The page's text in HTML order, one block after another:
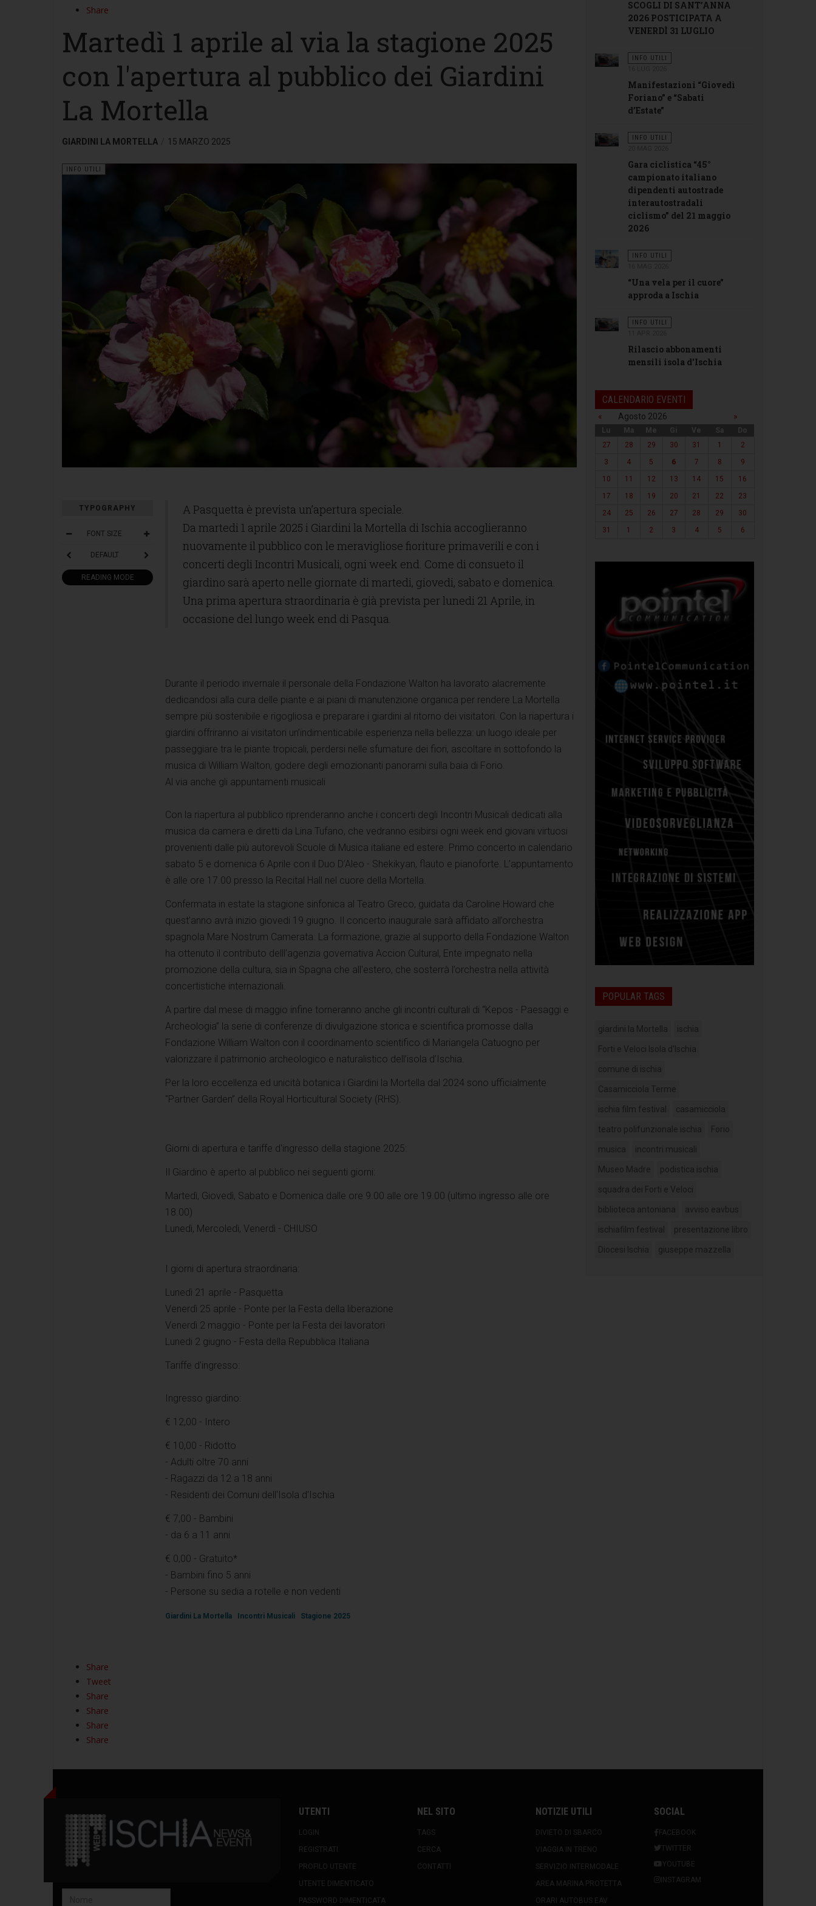
Share
Martedì 1 aprile al via la stagione 2025
con l'apertura al pubblico dei Giardini
La Mortella
GIARDINI LA MORTELLA 15 MARZO 2025
INFO UTILI
TYPOGRAPHY
FONT SIZE
DEFAULT
READING MODE
A Pasquetta è prevista un’apertura speciale.
Da martedi 1 aprile 2025 i Giardini la Mortella di Ischia accoglieranno
nuovamente il pubblico con le meravigliose fioriture primaverili e con i
concerti degli Incontri Musicali, ogni week end. Come di consueto il
giardino sarà aperto nelle giornate di martedi, giovedi, sabato e domenica.
Una prima apertura straordinaria è già prevista per lunedi 21 Aprile, in
occasione del lungo week end di Pasqua.
Durante il periodo invernale il personale della Fondazione Walton ha lavorato alacremente
dedicandosi alla cura delle piante e ai piani di manutenzione organica per rendere La Mortella
sempre più sostenibile e rigogliosa e preparare i giardini al ritorno dei visitatori. Con la riapertura i
giardini offriranno ai visitatori un’indimenticabile esperienza nella bellezza: un luogo ideale per
passeggiare tra le piante tropicali, perdersi nelle sfumature dei fiori, ascoltare in sottofondo la
musica di William Walton, godere degli emozionanti panorami sulla baia di Forio.
Al via anche gli appuntamenti musicali
Con la riapertura al pubblico riprenderanno anche i concerti degli Incontri Musicali dedicati alla
musica da camera e diretti da Lina Tufano, che vedranno esibirsi ogni week end giovani virtuosi
provenienti dalle più autorevoli Scuole di Musica italiane ed estere. Primo concerto in calendario
sabato 5 e domenica 6 Aprile con il Duo D’Aleo - Shekikyan, flauto e pianoforte. L’appuntamento
è alle ore 17.00 presso la Recital Hall nel cuore della Mortella.
Confermata in estate la stagione sinfonica al Teatro Greco, guidata da Caroline Howard che
quest’anno avrà inizio giovedi 19 giugno. Il concerto inaugurale sarà affidato all’orchestra
spagnola Mare Nostrum Camerata. La formazione, grazie al supporto della Fondazione Walton
ha ottenuto il contributo delll'agenzia governativa Accion Cultural, Ente impegnato nella
promozione della cultura, sia in Spagna che all'estero, che sosterrà l’orchestra nella attività
concertistiche internazionali.
A partire dal mese di maggio infine torneranno anche gli incontri culturali di “Kepos - Paesaggi e
Archeologia” la serie di conferenze di divulgazione storica e scientifica promosse dalla
Fondazione William Walton con il coordinamento scientifico di Mariangela Catuogno per
valorizzare il patrimonio archeologico e naturalistico dell’isola d’Ischia.
Per la loro eccellenza ed unicità botanica i Giardini la Mortella dal 2024 sono ufficialmente
"Partner Garden” della Royal Horticultural Society (RHS).
Giorni di apertura e tariffe d'ingresso della stagione 2025:
Il Giardino è aperto al pubblico nei seguenti giorni:
Martedì, Giovedì, Sabato e Domenica dalle ore 9.00 alle ore 19.00 (ultimo ingresso alle ore
18.00)
Lunedì, Mercoledì, Venerdì - CHIUSO
I giorni di apertura straordinaria:
Lunedì 21 aprile - Pasquetta
Venerdì 25 aprile - Ponte per la Festa della liberazione
Venerdì 2 maggio - Ponte per la Festa dei lavoratori
Lunedi 2 giugno - Festa della Repubblica Italiana
Tariffe d'ingresso:
Ingresso giardino:
€ 12,00 - Intero
€ 10,00 - Ridotto
- Adulti oltre 70 anni
- Ragazzi da 12 a 18 anni
- Residenti dei Comuni dell'Isola d'Ischia
€ 7,00 - Bambini
- da 6 a 11 anni
€ 0,00 - Gratuito*
- Bambini fino 5 anni
- Persone su sedia a rotelle e non vedenti
Giardini La Mortella Incontri Musicali Stagione 2025
Share
Tweet
Share
Share
Share
Share
SCOGLI DI SANT’ANNA
2026 POSTICIPATA A
VENERDÌ 31 LUGLIO
INFO UTILI
Manifestazioni “Giovedì
Foriano” e “Sabati
d’Estate”
INFO UTILI
Gara ciclistica “45°
campionato italiano
dipendenti autostrade
interautostradali
ciclismo” del 21 maggio
2026
INFO UTILI
“Una vela per il cuore”
approda a Ischia
INFO UTILI
Rilascio abbonamenti
mensili isola d'Ischia
CALENDARIO EVENTI
« Agosto 2026 »
Lu Ma Me Gi Ve Sa
Do
27
28 29 30 31 1
2
3
4 5 6 7 8
9
10
11 12 13 14 15
16
17
18 19 20 21 22
23
24
25 26 27 28 29
30
31
1 2 3 4 5 6
POPULAR TAGS
giardini la Mortella ischia
Forti e Veloci Isola d'Ischia
comune di ischia
Casamicciola Terme
ischia film festival casamicciola
teatro polifunzionale ischia Forio
musica incontri musicali
Museo Madre podistica ischia
squadra dei Forti e Veloci
biblioteca antoniana avviso eavbus
ischiafilm festival presentazione libro
Diocesi Ischia giuseppe mazzella
UTENTI
LOGIN
REGISTRATI
PROFILO UTENTE
UTENTE DIMENTICATO
PASSWORD DIMENTICATA
NEL SITO
TAGS
CERCA
CONTATTI
NOTIZIE UTILI
DIVIETO DI SBARCO
VIAGGIA IN TRENO
SERVIZIO INTERMODALE
AREA MARINA PROTETTA
ORARI AUTOBUS EAV
SOCIAL
FACEBOOK
TWITTER
YOUTUBE
INSTAGRAM